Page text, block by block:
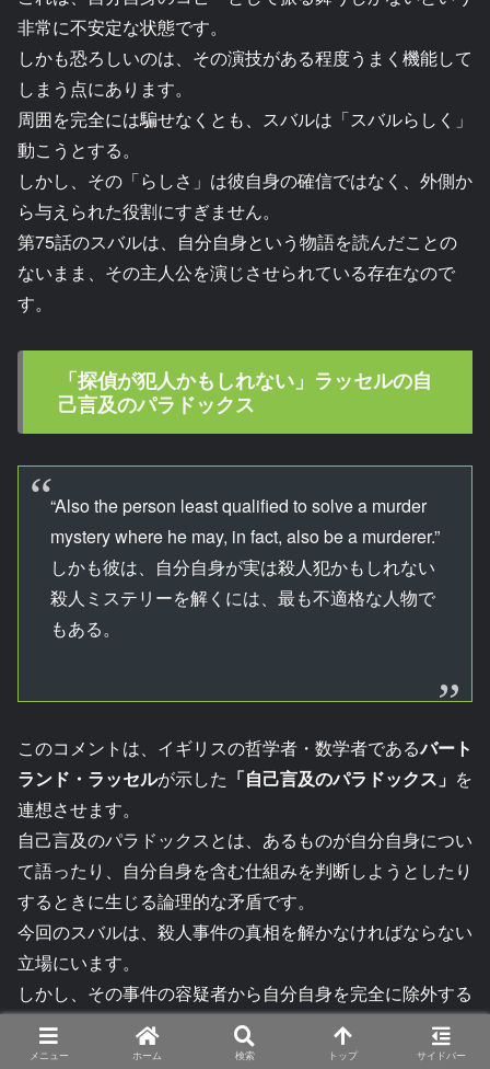
非常に不安定な状態です。
しかも恐ろしいのは、その演技がある程度うまく機能して
しまう点にあります。
周囲を完全には騙せなくとも、スバルは「スバルらしく」
動こうとする。
しかし、その「らしさ」は彼自身の確信ではなく、外側か
ら与えられた役割にすぎません。
第75話のスバルは、自分自身という物語を読んだことの
ないまま、その主人公を演じさせられている存在なので
す。
「探偵が犯人かもしれない」ラッセルの自
己言及のパラドックス
“Also the person least qualified to solve a murder
mystery where he may, in fact, also be a murderer.”
しかも彼は、自分自身が実は殺人犯かもしれない
殺人ミステリーを解くには、最も不適格な人物で
もある。
このコメントは、イギリスの哲学者・数学者であるバート
ランド・ラッセルが示した 「自己言及のパラドックス」 を
連想させます。
自己言及のパラドックスとは、あるものが自分自身につい
て語ったり、自分自身を含む仕組みを判断しようとしたり
するときに生じる論理的な矛盾です。
今回のスバルは、殺人事件の真相を解かなければならない
立場にいます。
しかし、その事件の容疑者から自分自身を完全に除外する
ことができません。
自分が何をしたのか分からない。
メニュー ホーム 検索 トップ サイドバー